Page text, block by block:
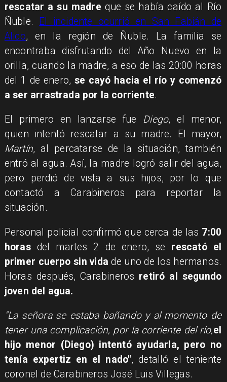
rescatar a su madre que se había caído al Río
Ñuble.
El incidente ocurrió en San Fabián de
Alico, en la región de Ñuble. La familia se
encontraba disfrutando del Año Nuevo en la
orilla, cuando la madre, a eso de las 20:00 horas
del 1 de enero, se cayó hacia el río y comenzó
a ser arrastrada por la corriente.
El primero en lanzarse fue Diego, el menor,
quien intentó rescatar a su madre. El mayor,
Martín, al percatarse de la situación, también
entró al agua. Así, la madre logró salir del agua,
pero perdió de vista a sus hijos, por lo que
contactó a Carabineros para reportar la
situación.
Personal policial confirmó que cerca de las 7:00
horas del martes 2 de enero, se rescató el
primer cuerpo sin vida de uno de los hermanos.
Horas después, Carabineros retiró al segundo
joven del agua.
"La señora se estaba bañando y al momento de
tener una complicación, por la corriente del río,el
hijo menor (Diego) intentó ayudarla, pero no
tenía expertiz en el nado", detalló el teniente
coronel de Carabineros José Luis Villegas.